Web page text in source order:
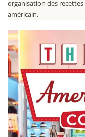
organisation des
américain.